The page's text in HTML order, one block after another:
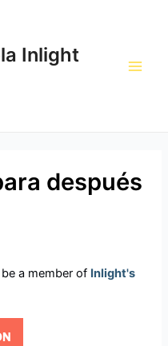
Inlight
después
a member of Inlight's